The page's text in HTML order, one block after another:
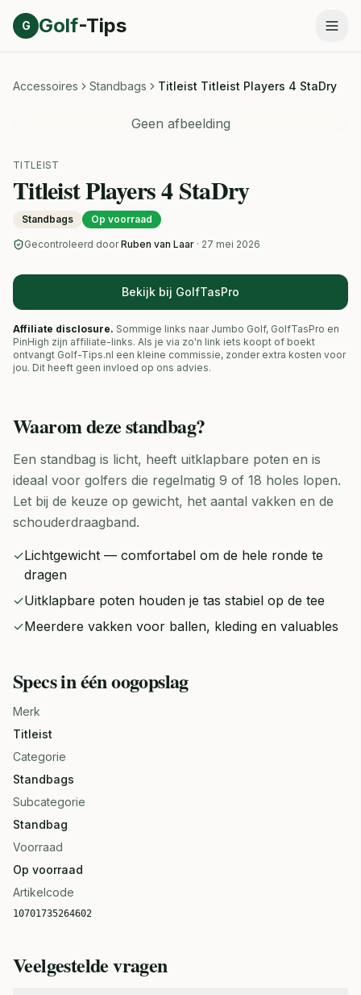
Direct naar inhoud
G Golf-Tips
Accessoires Standbags Titleist Titleist Players 4 StaDry
Geen afbeelding
TITLEIST
Titleist Players 4 StaDry
Standbags Op voorraad
Gecontroleerd door Ruben van Laar · 27 mei 2026
Bekijk bij GolfTasPro
Affiliate disclosure. Sommige links naar Jumbo Golf, GolfTasPro en
PinHigh zijn affiliate-links. Als je via zo'n link iets koopt of boekt
ontvangt Golf-Tips.nl een kleine commissie, zonder extra kosten voor
jou. Dit heeft geen invloed op ons advies.
Waarom dezestandbag?
Een standbag is licht, heeft uitklapbare poten en is
ideaal voor golfers die regelmatig 9 of 18 holes lopen.
Let bij de keuze op gewicht, het aantal vakken en de
schouderdraagband.
✓Lichtgewicht — comfortabel om de hele ronde te
dragen
✓Uitklapbare poten houden je tas stabiel op de tee
✓Meerdere vakken voor ballen, kleding en valuables
Specs in één oogopslag
Merk
Titleist
Categorie
Standbags
Subcategorie
Standbag
Voorraad
Op voorraad
Artikelcode
10701735264602
Veelgestelde vragen